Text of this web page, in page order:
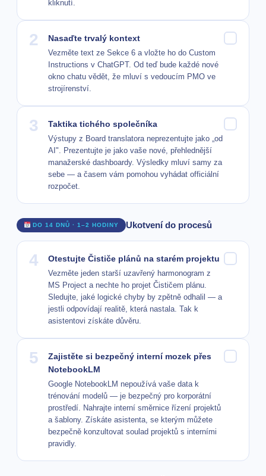
kliknutí.
2 Nasaďte trvalý kontext
Vezměte text ze Sekce 6 a vložte ho do Custom
Instructions v ChatGPT. Od teď bude každé nové
okno chatu vědět, že mluví s vedoucím PMO ve
strojírenství.
3 Taktika tichého společníka
Výstupy z Board translatora neprezentujte jako „od
AI". Prezentujte je jako vaše nové, přehlednější
manažerské dashboardy. Výsledky mluví samy za
sebe — a časem vám pomohou vyhádat officiální
rozpočet.
DO 14 DNŮ · 1–2 HODINY Ukotvení do procesů
4 Otestujte Čističe plánů na starém projektu
Vezměte jeden starší uzavřený harmonogram z
MS Project a nechte ho projet Čističem plánu.
Sledujte, jaké logické chyby by zpětně odhalil — a
jestli odpovídají realitě, která nastala. Tak k
asistentovi získáte důvěru.
5
Zajistěte si bezpečný interní mozek přes
NotebookLM
Google NotebookLM nepoužívá vaše data k
trénování modelů — je bezpečný pro korporátní
prostředí. Nahrajte interní směrnice řízení projektů
a šablony. Získáte asistenta, se kterým můžete
bezpečně konzultovat soulad projektů s interními
pravidly.